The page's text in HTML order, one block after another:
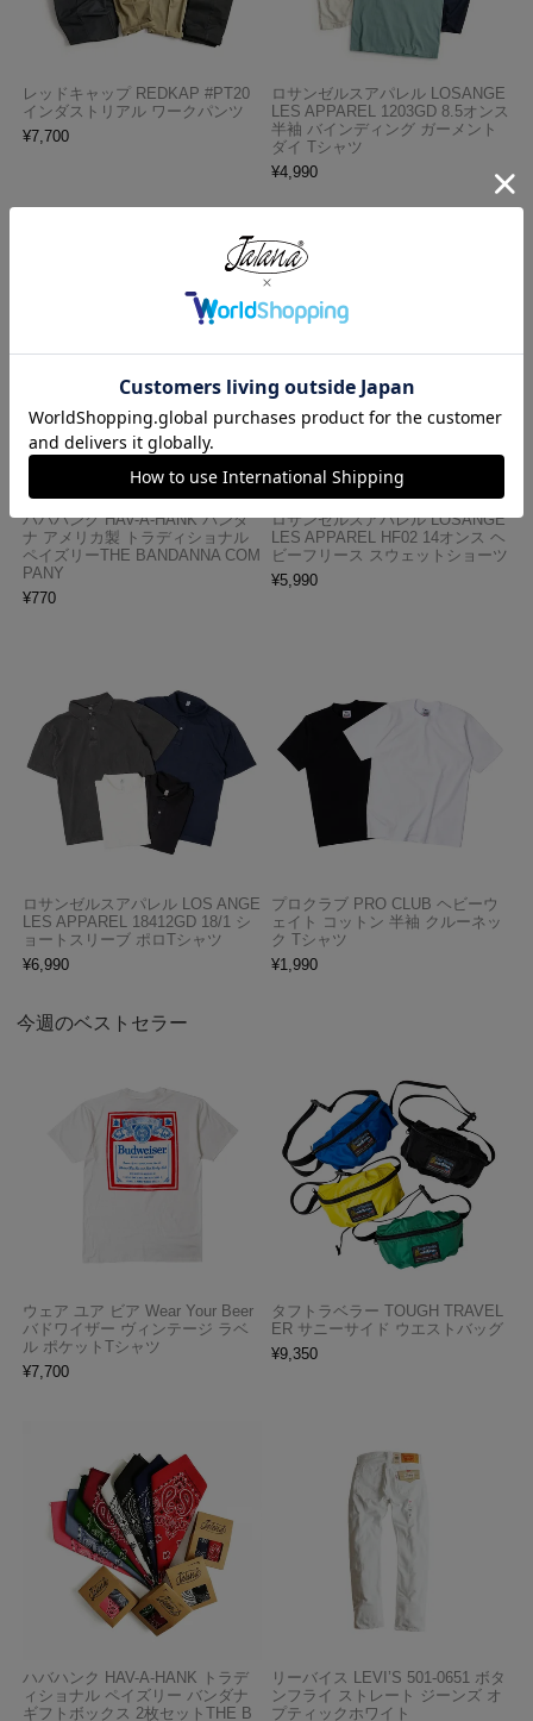
レッドキャップ REDKAP #PT20
インダストリアル ワークパンツ
¥7,700
ロサンゼルスアパレル LOSANGE
LES APPAREL 1203GD 8.5オンス
半袖 バインディング ガーメント
ダイ Tシャツ
¥4,990
ハバハンク HAV-A-HANK バンダ
ナ アメリカ製 トラディショナル
ペイズリーTHE BANDANNA COM
PANY
¥770
ロサンゼルスアパレル LOSANGE
LES APPAREL HF02 14オンス ヘ
ビーフリース スウェットショーツ
¥5,990
ロサンゼルスアパレル LOS ANGE
LES APPAREL 18412GD 18/1 シ
ョートスリーブ ポロTシャツ
¥6,990
プロクラブ PRO CLUB ヘビーウ
ェイト コットン 半袖 クルーネッ
ク Tシャツ
¥1,990
今週のベストセラー
ウェア ユア ビア Wear Your Beer
バドワイザー ヴィンテージ ラベ
ル ポケットTシャツ
¥7,700
タフトラベラー TOUGH TRAVEL
ER サニーサイド ウエストバッグ
¥9,350
ハバハンク HAV-A-HANK トラデ
ィショナル ペイズリー バンダナ
ギフトボックス 2枚セットTHE B
リーバイス LEVI’S 501-0651 ボタ
ンフライ ストレート ジーンズ オ
プティックホワイト